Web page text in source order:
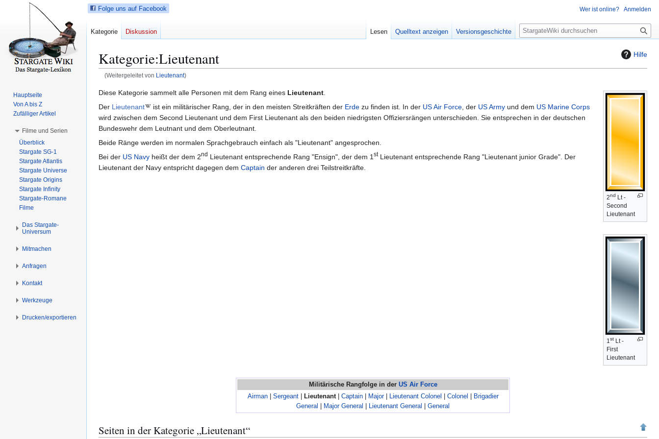
Hilfe
Kategorie:Lieutenant
(Weitergeleitet von Lieutenant)
Z
u
N
v
i
g
Z
u
S
c
h
e
2nd Lt -
Second
Lieutenant
1st Lt -
First
Lieutenant
Diese Kategorie sammelt alle Personen mit dem Rang eines Lieutenant
Der Lieutenant ist ein militärischer Rang, der in den meisten Streitkräften der Erde zu finden ist. In der US Air Force , der US Army und dem US Marine Corps
wird zwischen dem Second Lieutenant und dem First Lieutenant als den beiden niedrigsten Offiziersrängen unterschieden. Sie entsprechen in der deutschen
Bundeswehr dem Leutnant und dem Oberleutnant.
Beide Ränge werden im normalen Sprachgebrauch einfach als "Lieutenant" angesprochen.
Bei der US Navy heißt der dem 2nd Lieutenant entsprechende Rang "Ensign", der dem 1 stLieutenant entsprechende Rang "Lieutenant junior Grade". Der
Lieutenant der Navy entspricht dagegen dem Captain der anderen drei Teilstreitkräfte.
Militärische Rangfolge in der US Air Force
Airman| Sergeant| Lieutenant| Captain| Major| Lieutenant Colonel Colonel
Brigadier
General
Major General Lieutenant General General
Seiten in der Kategorie „Lieutenant“
Folge uns auf Facebook Wer ist online? Anmelden
Kategorie Diskussion Lesen Quelltext anzeigen Versionsgeschichte
S
u
e
Hauptseite
Von A bis Z
Zufälliger Artikel
Filme und Serien
Überblick
Stargate SG-1
Stargate Atlantis
Stargate Universe
Stargate Origins
Stargate Infinity
Stargate-Romane
Filme
Das Stargate-
Universum
Mitmachen
Anfragen
Kontakt
Werkzeuge
Drucken/­exportieren